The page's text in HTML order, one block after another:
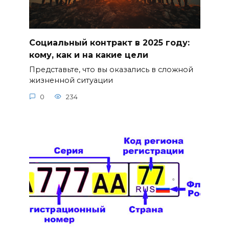
Социальный контракт в 2025 году:
кому, как и на какие цели
Представьте, что вы оказались в сложной
жизненной ситуации
0 234